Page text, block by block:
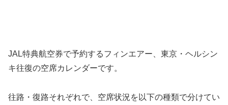
JAL特典航空券で予約するフィンエアー、東京・ヘルシン
キ往復の空席カレンダーです。
往路・復路それぞれで、空席状況を以下の種類で分けてい